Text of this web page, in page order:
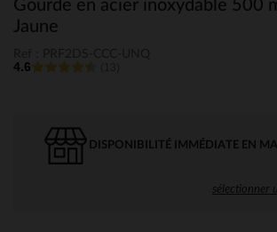
Gourde en acier inoxydable 500
Jaune
4.6
DISPONIBILITÉ IMMÉDIATE EN
sélectionner